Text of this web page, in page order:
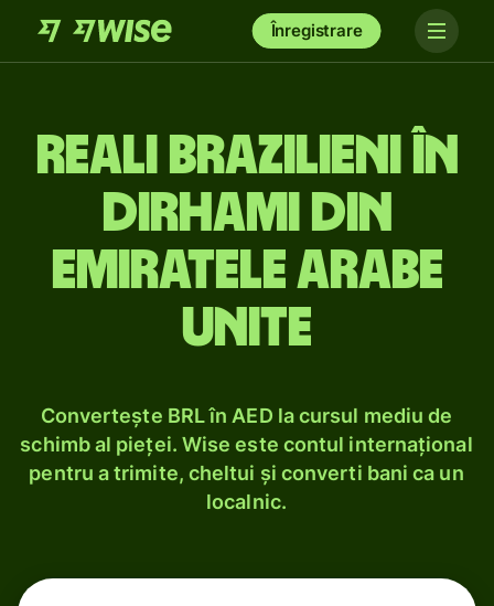
Înregistrare
Reali brazilieni în
dirhami din
Emiratele Arabe
Unite
Convertește BRL în AED la cursul mediu de
schimb al pieței. Wise este contul internațional
pentru a trimite, cheltui și converti bani ca un
localnic.